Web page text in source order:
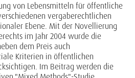
von Lebensmitteln für öffentliche
vergaberechtlichen
Ebene. Mit der Novellierung
im Jahr 2004 wurde die
dem Preis auch
Kriterien in öffentlichen
Im Beitrag werden die